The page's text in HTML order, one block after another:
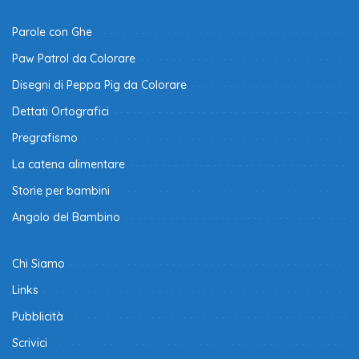
Parole con Ghe
Paw Patrol da Colorare
Disegni di Peppa Pig da Colorare
Dettati Ortografici
Pregrafismo
La catena alimentare
Storie per bambini
Angolo del Bambino
Chi Siamo
Links
Pubblicità
Scrivici